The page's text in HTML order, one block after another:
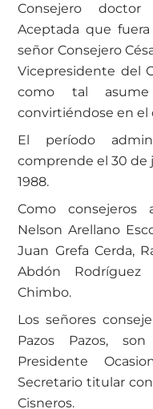
Consejero doctor
Aceptada que
señor Consejero
Vicepresidente del
como tal asume
convirtiéndose en el
El período
comprende el 30 de
1988.
Como consejeros
Nelson Arellano
Juan Grefa Cerda,
Abdón Rodríguez
Chimbo.
Los señores
Pazos Pazos,
Presidente
Secretario titular
Cisneros.